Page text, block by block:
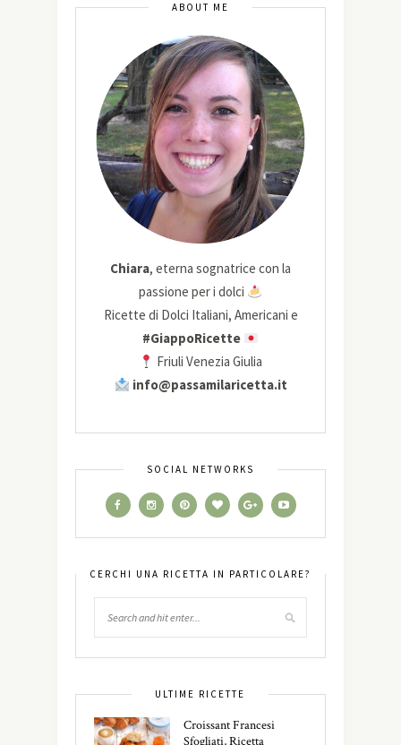
ABOUT ME
Chiara, eterna sognatrice con la
passione per i dolci
Ricette di Dolci Italiani, Americani e
#GiappoRicette
Friuli Venezia Giulia
info@passamilaricetta.it
SOCIAL NETWORKS
CERCHI UNA RICETTA IN PARTICOLARE?
ULTIME RICETTE
Croissant Francesi
Sfogliati, Ricetta